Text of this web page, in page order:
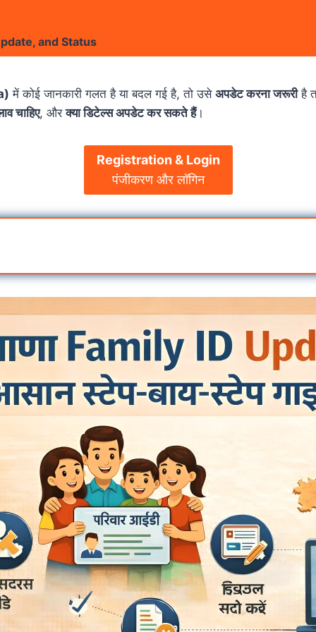
and Status
में कोई जानकारी गलत है या बदल गई है, तो उसे अपडेट करना जरूरीहै
चाहिए, औरक्या डिटेल्स अपडेट कर सकते हैं।
Registration & Login
पंजीकरण और लॉगिन